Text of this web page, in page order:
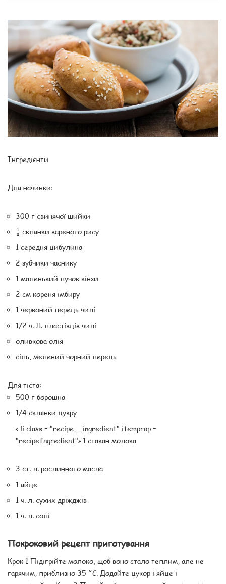
Інгредієнти
Для начинки:
300 г свинячої шийки
½ склянки вареного рису
1 середня цибулина
2 зубчики часнику
1 маленький пучок кінзи
2 см кореня імбиру
1 червоний перець чилі
1/2 ч. Л. пластівців чилі
оливкова олія
сіль, мелений чорний перець
Для тіста:
500 г борошна
1/4 склянки цукру
< li class = "recipe__ingredient" itemprop =
"recipeIngredient"> 1 стакан молока
3 ст. л. рослинного масла
1 яйце
1 ч. л. сухих дріжджів
1 ч. л. солі
Покроковий рецепт приготування
Крок 1 Підігрійте молоко, щоб воно стало теплим, але не
гарячим, приблизно 35 ˚С. Додайте цукор і яйце і